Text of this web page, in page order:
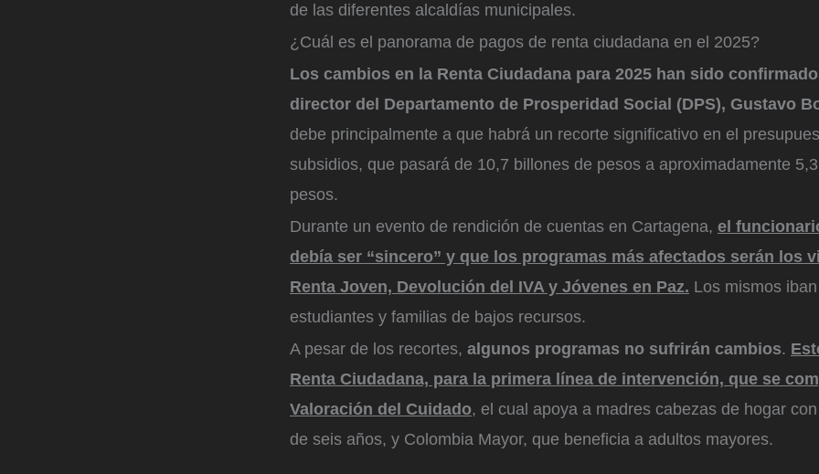
de las diferentes alcaldías municipales.
¿Cuál es el panorama de pagos de renta ciudadana en el 2025?
Los cambios en la Renta Ciudadana para 2025 han sido
director del Departamento de Prosperidad Social (DPS), Gustavo
debe principalmente a que habrá un recorte significativo en el
subsidios, que pasará de 10,7 billones de pesos a aproximadamente
pesos.
Durante un evento de rendición de cuentas en Cartagena, el
debía ser “sincero” y que los programas más afectados serán los
Renta Joven, Devolución del IVA y Jóvenes en Paz. Los mismos
estudiantes y familias de bajos recursos.
A pesar de los recortes, algunos programas no sufrirán cambios.
Renta Ciudadana, para la primera línea de intervención, que se
Valoración del Cuidado, el cual apoya a madres cabezas de hogar
de seis años, y Colombia Mayor, que beneficia a adultos mayores.